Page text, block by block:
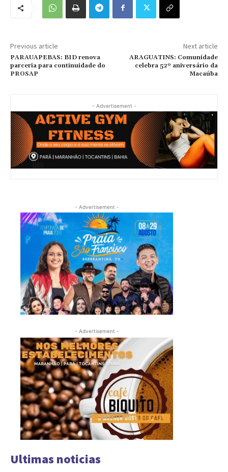
Previous article
PARAUAPEBAS: BID renova
parceria para continuidade do
PROSAP
Next article
ARAGUATINS: Comunidade
celebra 52º aniversário da
Macaúba
- Advertisement -
- Advertisement -
- Advertisement -
Ultimas noticias